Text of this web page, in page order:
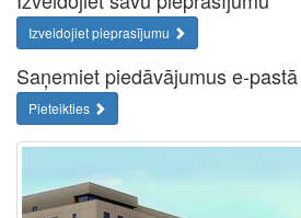
Izveidojiet pieprasījumu
Saņemiet piedāvājumus e-pastā
Pieteikties